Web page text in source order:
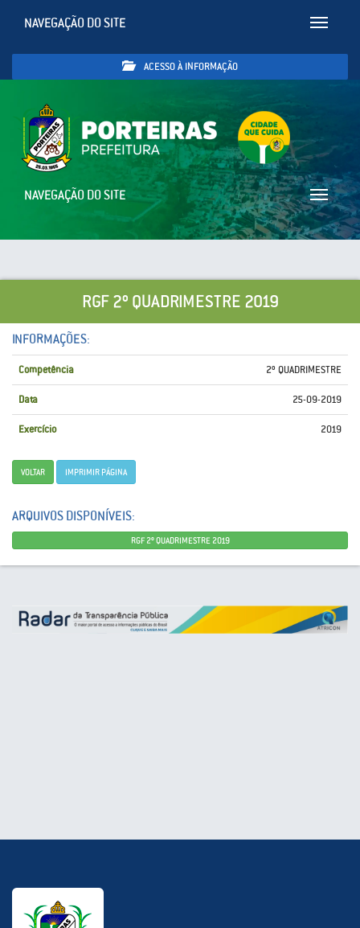
Toggle
NAVEGAÇÃO DO SITE
ACESSO À INFORMAÇÃO
Toggle
NAVEGAÇÃO DO SITE
RGF 2º QUADRIMESTRE 2019
INFORMAÇÕES:
Competência 2º QUADRIMESTRE
Data 25-09-2019
Exercício 2019
VOLTAR IMPRIMIR PÁGINA
ARQUIVOS DISPONÍVEIS:
RGF 2º QUADRIMESTRE 2019